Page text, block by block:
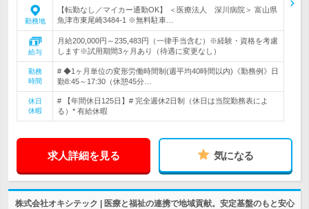
勤務地
【転勤なし／マイカー通勤OK】 ＜医療法人 深川病院＞ 富山県
魚津市東尾崎3484-1 ※無料駐車…
給与
月給200,000円～235,483円（一律手当含む）※経験・資格を考慮
します※試用期間3ヶ月あり（待遇に変更なし）
勤務
時間
# ◆1ヶ月単位の変形労働時間制(週平均40時間以内)《勤務例》日
勤8:45～17:30（休憩45分…
休日
休暇
# 【年間休日125日】# 完全週休2日制（休日は当院勤務表によ
る）* 有給休暇
求人詳細を見る 気になる
株式会社オキシテック | 医療と福祉の連携で地域貢献。安定基盤のもと安心